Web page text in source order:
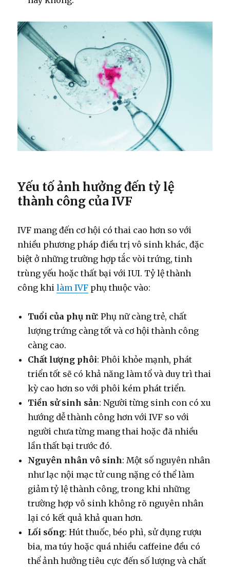
Yếu tố ảnh hưởng đến tỷ lệ
thành công của IVF
IVF mang đến cơ hội có thai cao hơn so với
nhiều phương pháp điều trị vô sinh khác, đặc
biệt ở những trường hợp tắc vòi trứng, tinh
trùng yếu hoặc thất bại với IUI. Tỷ lệ thành
công khilàm IVF phụ thuộc vào:
Tuổi của phụ nữ: Phụ nữ càng trẻ, chất
lượng trứng càng tốt và cơ hội thành công
càng cao.
Chất lượng phôi: Phôi khỏe mạnh, phát
triển tốt sẽ có khả năng làm tổ và duy trì thai
kỳ cao hơn so với phôi kém phát triển.
Tiền sử sinh sản: Người từng sinh con có xu
hướng dễ thành công hơn với IVF so với
người chưa từng mang thai hoặc đã nhiều
lần thất bại trước đó.
Nguyên nhân vô sinh: Một số nguyên nhân
như lạc nội mạc tử cung nặng có thể làm
giảm tỷ lệ thành công, trong khi những
trường hợp vô sinh không rõ nguyên nhân
lại có kết quả khả quan hơn.
Lối sống: Hút thuốc, béo phì, sử dụng rượu
bia, ma túy hoặc quá nhiều caffeine đều có
thể ảnh hưởng tiêu cực đến số lượng và chất